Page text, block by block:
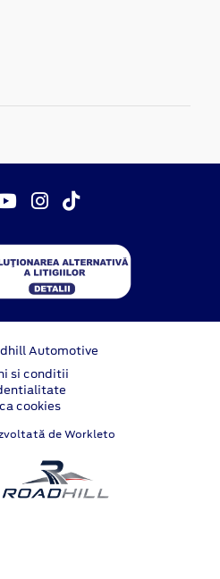
Automotive
si conditii
cookies
de Workleto